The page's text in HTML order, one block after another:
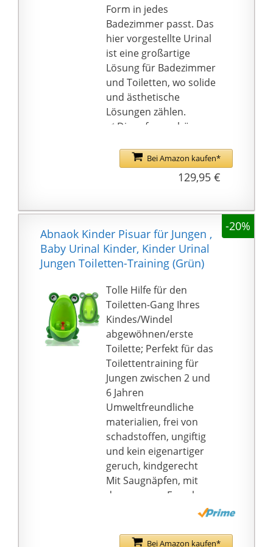
Produkt kann sogar in
einer kleinen Toilette
erfolgreich verwendet
werden, da es eine
kompakte Größe hat
und an der Wand
montiert ist, so dass es
nicht viel Platz
einnimmt.
Ihre Rohrleitung
gelangen, und schaffen
frische Atmosphäre.
Form in jedes
Badezimmer passt. Das
hier vorgestellte Urinal
ist eine großartige
Lösung für Badezimmer
und Toiletten, wo solide
und ästhetische
Lösungen zählen.
✅ Diese formschöne
VBChome bietet
komfort auf höchstem
Niveau. Urinal mit
Oberfläche erleichtert
Ihnen die Reinigung -
für perfekte Sauberkeit.
Dank dem
geschlossenem
Spülrand ist er auch
hygienischer- können
sich keine
Verunreinigungen -
weniger Schmutz,
Keime sammeln.
✅ Dank seiner hohen
Qualität ist das Pico
Urinal ein ästhetisches
Element in jedem
Badezimmer. Das
Urinal in Farbe
VBChome Weiß aus
Keramik ist mit einem
universellen
ausgestattet und mit
dem Zulauf von Oben.
Bei Amazon kaufen*
129,95 €
-20%
Abnaok Kinder Pisuar für Jungen ,
Baby Urinal Kinder, Kinder Urinal
Jungen Toiletten-Training (Grün)
Tolle Hilfe für den
Toiletten-Gang Ihres
Kindes/Windel
abgewöhnen/erste
Toilette; Perfekt für das
Toilettentraining für
Jungen zwischen 2 und
6 Jahren
Umweltfreundliche
materialien, frei von
schadstoffen, ungiftig
und kein eigenartiger
geruch, kindgerecht
Mit Saugnäpfen, mit
denen unser Frosch-
Urinal an jeder Wand
Badezimmers befestigt
Bei Amazon kaufen*